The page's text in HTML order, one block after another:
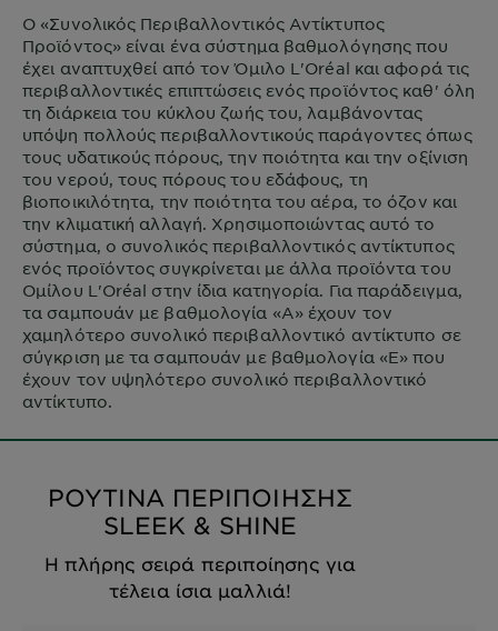
Ο «Συνολικός Περιβαλλοντικός Αντίκτυπος
Προϊόντος» είναι ένα σύστημα βαθμολόγησης που
έχει αναπτυχθεί από τον Όμιλο L'Oréal και αφορά τις
περιβαλλοντικές επιπτώσεις ενός προϊόντος καθ' όλη
τη διάρκεια του κύκλου ζωής του, λαμβάνοντας
υπόψη πολλούς περιβαλλοντικούς παράγοντες όπως
τους υδατικούς πόρους, την ποιότητα και την οξίνιση
του νερού, τους πόρους του εδάφους, τη
βιοποικιλότητα, την ποιότητα του αέρα, το όζον και
την κλιματική αλλαγή. Χρησιμοποιώντας αυτό το
σύστημα, ο συνολικός περιβαλλοντικός αντίκτυπος
ενός προϊόντος συγκρίνεται με άλλα προϊόντα του
Ομίλου L'Oréal στην ίδια κατηγορία. Για παράδειγμα,
τα σαμπουάν με βαθμολογία «Α» έχουν τον
χαμηλότερο συνολικό περιβαλλοντικό αντίκτυπο σε
σύγκριση με τα σαμπουάν με βαθμολογία «Ε» που
έχουν τον υψηλότερο συνολικό περιβαλλοντικό
αντίκτυπο.
ΡΟΥΤΙΝΑ ΠΕΡΙΠΟΙΗΣΗΣ
SLEEK & SHINE
H πλήρης σειρά περιποίησης για
τέλεια ίσια μαλλιά!